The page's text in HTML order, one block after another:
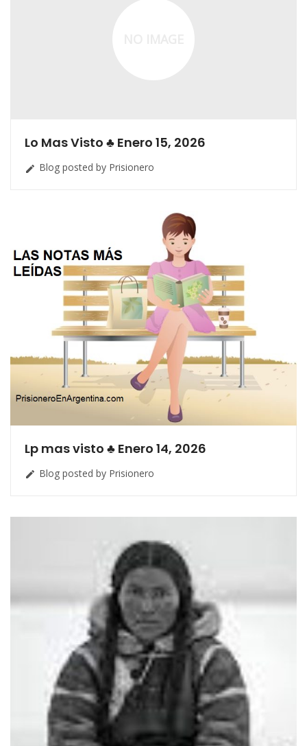
Lo Mas Visto ♣ Enero 15, 2026
 Blog posted by Prisionero
Lp mas visto ♣ Enero 14, 2026
 Blog posted by Prisionero